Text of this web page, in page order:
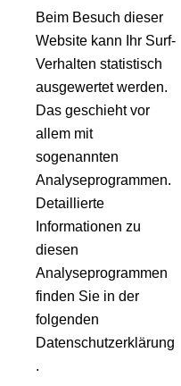
Beim Besuch dieser
Website kann Ihr Surf-
Verhalten statistisch
ausgewertet werden.
Das geschieht vor
allem mit
sogenannten
Analyseprogrammen.
Detaillierte
Informationen zu
diesen
Analyseprogrammen
finden Sie in der
folgenden
Datenschutzerklärung
.